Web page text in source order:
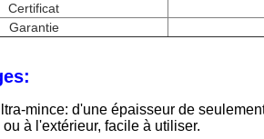
Certificat
Garantie
mince: d'une épaisseur de
à l'extérieur, facile à utiliser.